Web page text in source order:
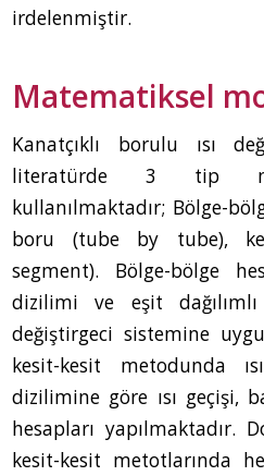
irdelenmiştir.
Matematiksel
Kanatçıklı borulu ısı
literatürde 3 tip
kullanılmaktadır; Bölge-
boru (tube by tube),
segment). Bölge-bölge
dizilimi ve eşit
değiştirgeci sistemine
kesit-kesit metodunda
dizilimine göre ısı geçişi,
hesapları yapılmaktadır.
kesit-kesit metotlarında